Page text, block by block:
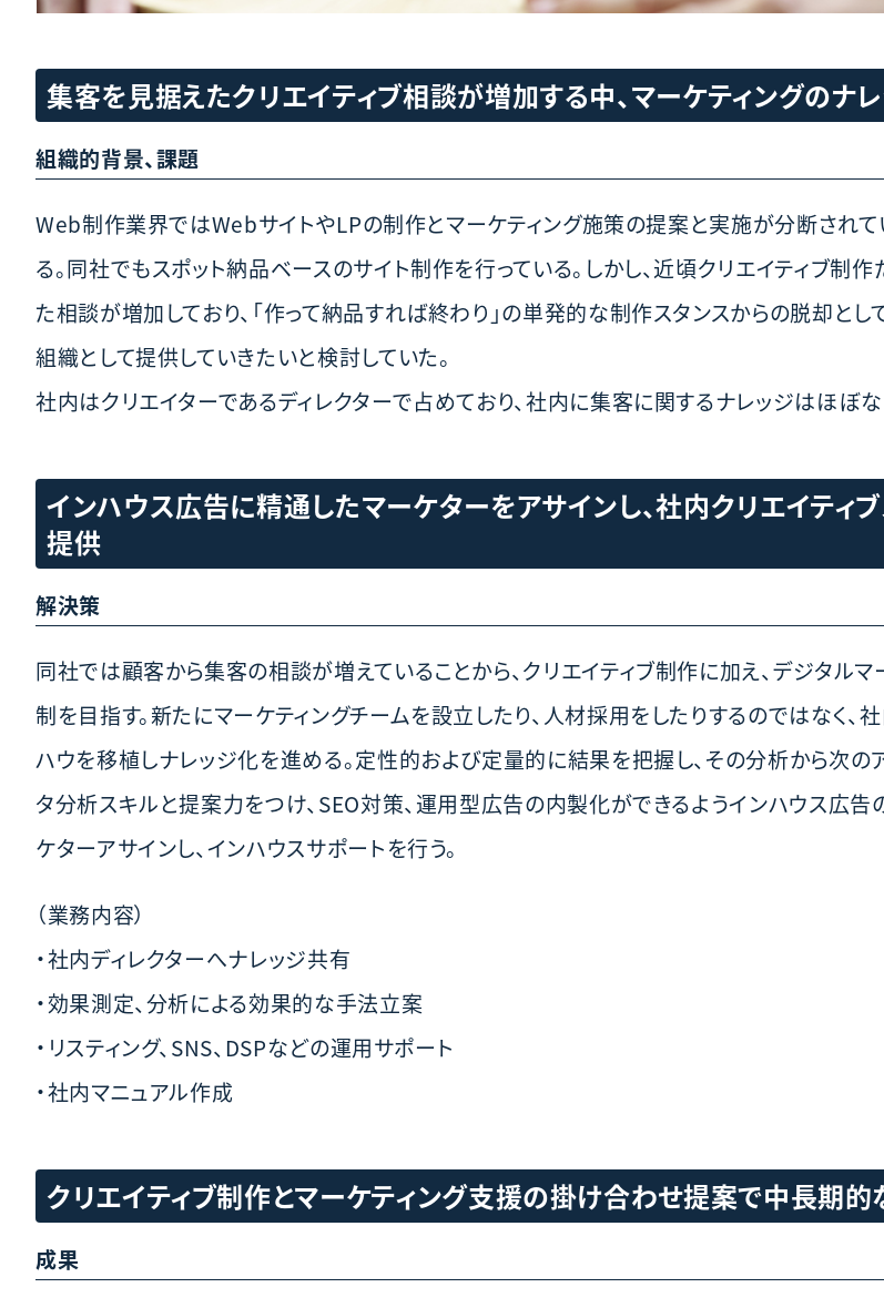
集客を見据えたクリエイティブ相談が増加する中、マーケティングのナ
組織的背景、課題
Web制作業界ではWebサイトやLPの制作とマーケティング施策の提案と実施が分断され
る。同社でもスポット納品ベースのサイト制作を行っている。しかし、近頃クリエイティブ制
た相談が増加しており、「作って納品すれば終わり」の単発的な制作スタンスからの脱却とし
組織として提供していきたいと検討していた。
社内はクリエイターであるディレクターで占めており、社内に集客に関するナレッジはほぼな
インハウス広告に精通したマーケターをアサインし、社内クリエイティ
提供
解決策
同社では顧客から集客の相談が増えていることから、クリエイティブ制作に加え、デジタル
制を目指す。新たにマーケティングチームを設立したり、人材採用をしたりするのではなく、
ハウを移植しナレッジ化を進める。定性的および定量的に結果を把握し、その分析から次の
タ分析スキルと提案力をつけ、SEO対策、運用型広告の内製化ができるようインハウス広
ケターアサインし、インハウスサポートを行う。
（業務内容）
・社内ディレクターへナレッジ共有
・効果測定、分析による効果的な手法立案
・リスティング、SNS、DSPなどの運用サポート
・社内マニュアル作成
クリエイティブ制作とマーケティング支援の掛け合わせ提案で中長期
成果